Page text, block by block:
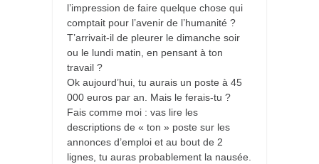
l’impression de faire quelque chose qui
comptait pour l’avenir de l’humanité ?
T’arrivait-il de pleurer le dimanche soir
ou le lundi matin, en pensant à ton
travail ?
Ok aujourd’hui, tu aurais un poste à 45
000 euros par an. Mais le ferais-tu ?
Fais comme moi : vas lire les
descriptions de « ton » poste sur les
annonces d’emploi et au bout de 2
lignes, tu auras probablement la nausée.